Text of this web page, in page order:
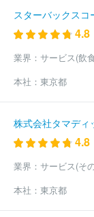
スターバックス
4.8
業界： サービス(飲
本社： 東京都
株式会社タマディ
4.8
業界： サービス(そ
本社： 東京都